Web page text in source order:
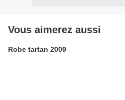
Vous aimerez aussi
Robe tartan 2009